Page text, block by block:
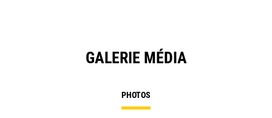
GALERIE MÉDIA
PHOTOS